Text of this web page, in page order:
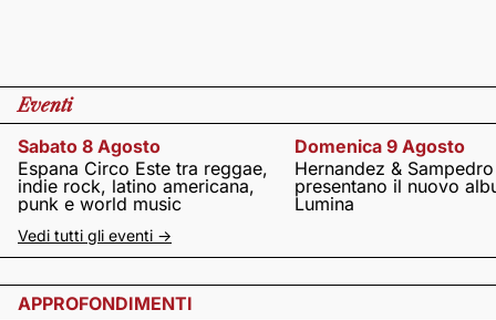
Eventi
Sabato 8 Agosto
Espana Circo Este tra reggae,
indie rock, latino americana,
punk e world music
Domenica 9 Agosto
Hernandez & Sampedro
presentano il nuovo
Lumina
Vedi tutti gli eventi ->
APPROFONDIMENTI